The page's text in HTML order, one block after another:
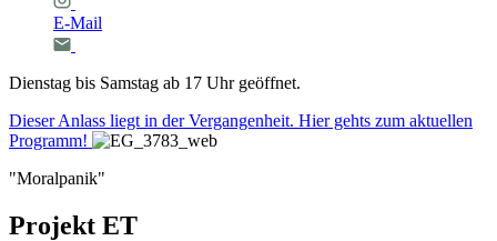
E-Mail
Dienstag bis Samstag ab 17 Uhr geöffnet.
Dieser Anlass liegt in der Vergangenheit. Hier gehts zum aktuellen
Programm!
"Moralpanik"
Projekt ET